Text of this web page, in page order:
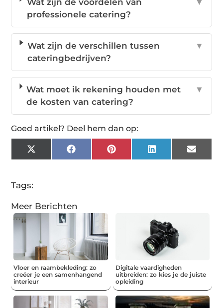
Wat zijn de voordelen van
professionele catering?
▼
Wat zijn de verschillen tussen
cateringbedrijven?
▼
Wat moet ik rekening houden met
de kosten van catering?
▼
Goed artikel? Deel hem dan op:
X
(Twitter)
FacebookPinterestLinkedInEmail
Tags:
Meer Berichten
Vloer en raambekleding: zo
creëer je een samenhangend
interieur
Digitale vaardigheden
uitbreiden: zo kies je de juiste
opleiding